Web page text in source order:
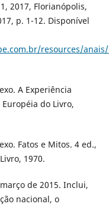
2017, Florianópolis,
p. 1-12. Disponível
resources/anais/
A Experiência
do Livro,
Fatos e Mitos. 4 ed.,
1970.
de 2015. Inclui,
nacional, o